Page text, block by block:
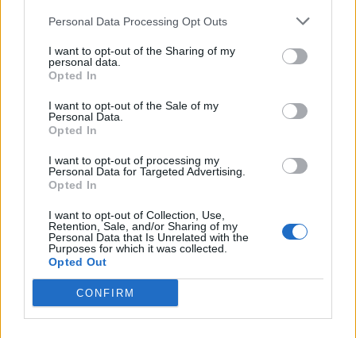
Personal Data Processing Opt Outs
I want to opt-out of the Sharing of my
personal data.
Opted In
I want to opt-out of the Sale of my
Personal Data.
Opted In
I want to opt-out of processing my
Personal Data for Targeted Advertising.
Opted In
I want to opt-out of Collection, Use,
Retention, Sale, and/or Sharing of my
Personal Data that Is Unrelated with the
Purposes for which it was collected.
Opted Out
CONFIRM
Θιόπαυτο και Σαμπατική: Οι γείτονες
κολπίσκοι στην Αρκαδία που ξεχωρίζουν για
την ήρεμη ομορφιά τους
03/08/2026 13:51